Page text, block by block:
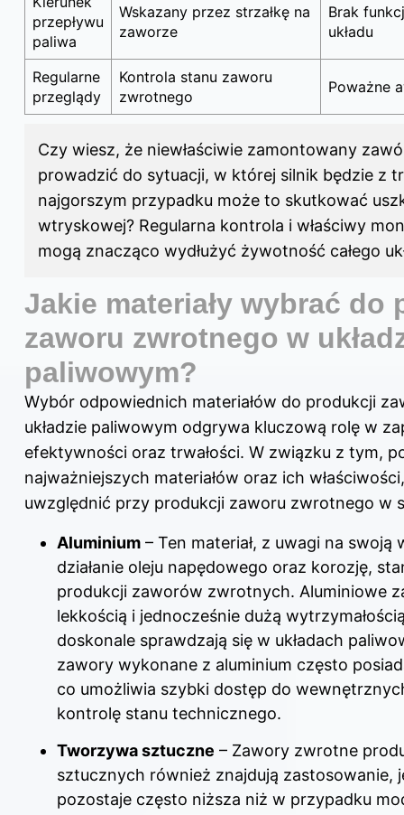
przepływu
paliwa
Wskazany przez strzałkę na
zaworze
Brak
układu
Regularne
przeglądy
Kontrola stanu zaworu
zwrotnego
Poważne
Czy wiesz, że niewłaściwie zamontowany
prowadzić do sytuacji, w której silnik będzie z
najgorszym przypadku może to skutkować
wtryskowej? Regularna kontrola i właściwy
mogą znacząco wydłużyć żywotność całego
Jakie materiały wybrać do
zaworu zwrotnego w
paliwowym?
Wybór odpowiednich materiałów do produkcji
układzie paliwowym odgrywa kluczową rolę w
efektywności oraz trwałości. W związku z tym,
najważniejszych materiałów oraz ich
uwzględnić przy produkcji zaworu zwrotnego w
Aluminium – Ten materiał, z uwagi na
działanie oleju napędowego oraz korozję,
produkcji zaworów zwrotnych. Aluminiowe
lekkością i jednocześnie dużą
doskonale sprawdzają się w układach
zawory wykonane z aluminium często
co umożliwia szybki dostęp do
kontrolę stanu technicznego.
Tworzywa sztuczne – Zawory zwrotne
sztucznych również znajdują zastosowanie,
pozostaje często niższa niż w przypadku